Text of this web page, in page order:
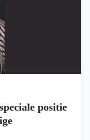
positie